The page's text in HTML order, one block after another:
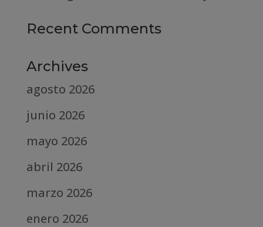
Recent Comments
Archives
agosto 2026
junio 2026
mayo 2026
abril 2026
marzo 2026
enero 2026